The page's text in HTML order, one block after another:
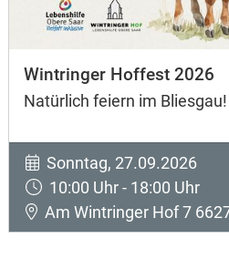
Wintringer Hoffest 2026
Natürlich feiern im Bliesgau!
Sonntag, 27.09.2026
10:00 Uhr - 18:00 Uhr
Am Wintringer Hof 7